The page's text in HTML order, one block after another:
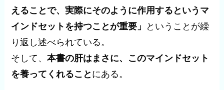
えることで、実際にそのように作用するというマ
インドセットを持つことが重要」
ということが繰
り返し述べられている。
そして、本書の肝はまさに、このマインドセット
を養ってくれること にある。